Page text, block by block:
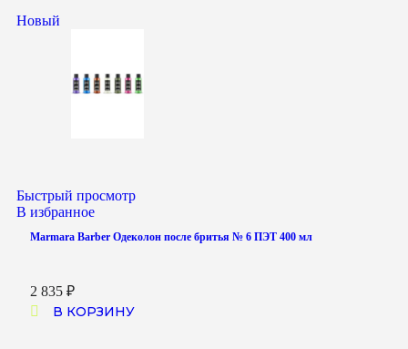
Новый
Быстрый просмотр
В избранное
Marmara Barber Одеколон после бритья № 6 ПЭТ 400 мл
2 835 ₽
В КОРЗИНУ